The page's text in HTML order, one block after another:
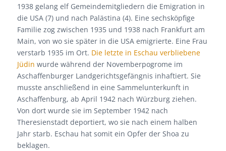
1938 gelang elf Gemeindemitgliedern die Emigration in
die USA (7) und nach Palästina (4). Eine sechsköpfige
Familie zog zwischen 1935 und 1938 nach Frankfurt am
Main, von wo sie später in die USA emigrierte. Eine Frau
verstarb 1935 im Ort. Die letzte in Eschau verbliebene
Jüdin wurde während der Novemberpogrome im
Aschaffenburger Landgerichtsgefängnis inhaftiert. Sie
musste anschließend in eine Sammelunterkunft in
Aschaffenburg, ab April 1942 nach Würzburg ziehen.
Von dort wurde sie im September 1942 nach
Theresienstadt deportiert, wo sie nach einem halben
Jahr starb. Eschau hat somit ein Opfer der Shoa zu
beklagen.